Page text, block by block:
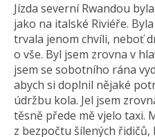
Jízda severní Rwandou
jako na italské Riviéře.
trvala jenom chvíli, neboť
o vše. Byl jsem zrovna v
jsem se sobotního rána
abych si doplnil nějaké
údržbu kola. Jel jsem
těsně přede mě vjelo taxi.
z bezpočtu šílených řidičů,